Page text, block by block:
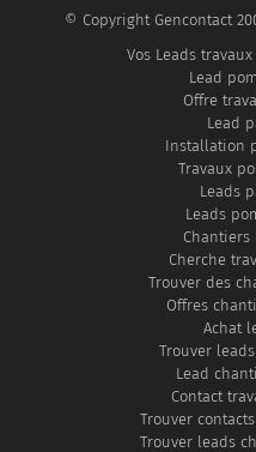
© Copyright Gencontact
Vos Leads
Lead
Offre
Lead
Installation
Travaux
Leads
Leads
Chantiers
Cherche
Trouver des
Offres
Achat
Trouver
Lead
Contact
Trouver
Trouver leads